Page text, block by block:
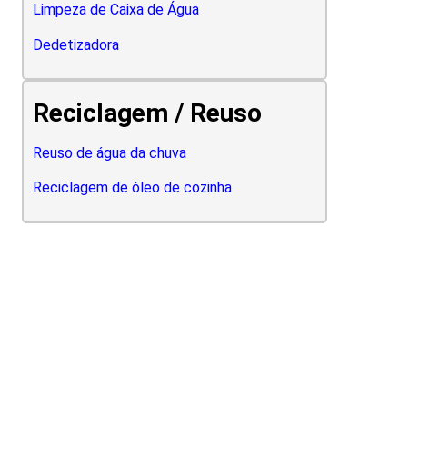
Limpeza de Caixa de Água
Dedetizadora
Reciclagem / Reuso
Reuso de água da chuva
Reciclagem de óleo de cozinha